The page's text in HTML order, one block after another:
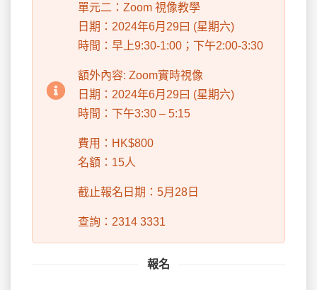
單元二：Zoom 視像教學
日期：2024年6月29曰 (星期六)
時間：早上9:30-1:00；下午2:00-3:30
額外內容: Zoom實時視像
日期：2024年6月29曰 (星期六)
時間：下午3:30 – 5:15
費用：HK$800
名額：15人
截止報名日期：5月28日
查詢：2314 3331
報名